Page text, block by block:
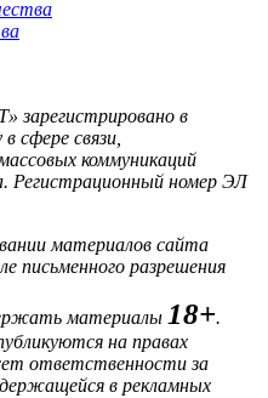
зарегистрировано в
сфере связи,
коммуникаций
Регистрационный номер ЭЛ
материалов сайта
письменного разрешения
материалы 18+.
на правах
ответственности за
в рекламных